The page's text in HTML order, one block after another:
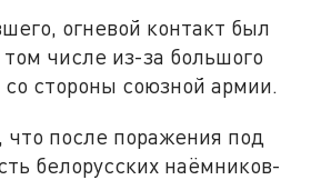
огневой контакт был
числе из-за большого
стороны союзной армии.
после поражения под
белорусских наёмников-